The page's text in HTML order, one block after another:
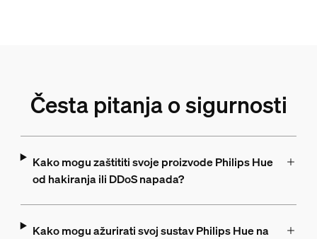
Česta pitanja o sigurnosti
Kako mogu zaštititi svoje proizvode Philips Hue
od hakiranja ili DDoS napada?
Kako mogu ažurirati svoj sustav Philips Hue na